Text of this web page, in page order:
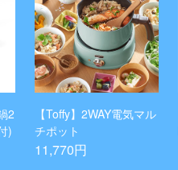
2
)
【Toffy】2WAY電気マル
チポット
11,770円